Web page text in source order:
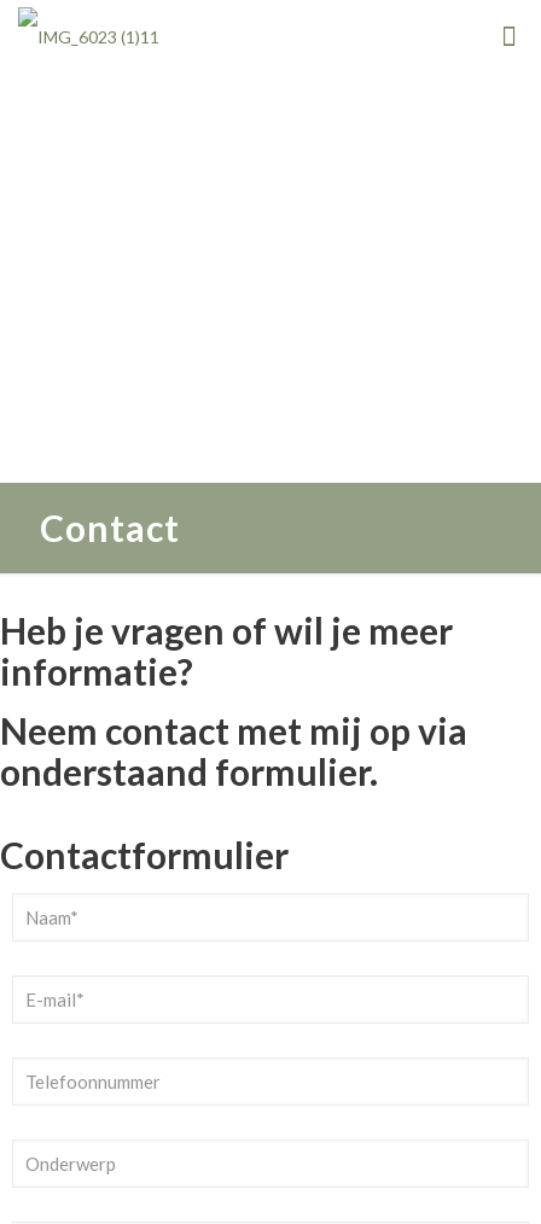
Contact
Heb je vragen of wil je meer
informatie?
Neem contact met mij op via
onderstaand formulier.
Contactformulier